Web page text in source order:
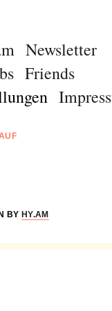
Newsletter
Friends
BY HY.AM